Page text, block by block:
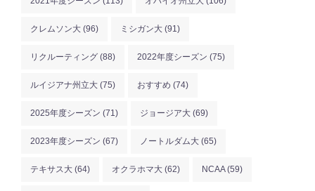
クレムソン大 (96) ミシガン大 (91)
リクルーティング (88) 2022年度シーズン (75)
ルイジアナ州立大 (75) おすすめ (74)
2025年度シーズン (71) ジョージア大 (69)
2023年度シーズン (67) ノートルダム大 (65)
テキサス大 (64) オクラホマ大 (62) NCAA(59)